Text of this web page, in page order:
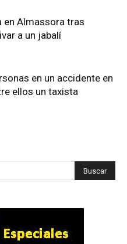
en Almassora tras
a un jabalí
en un accidente en
ellos un taxista